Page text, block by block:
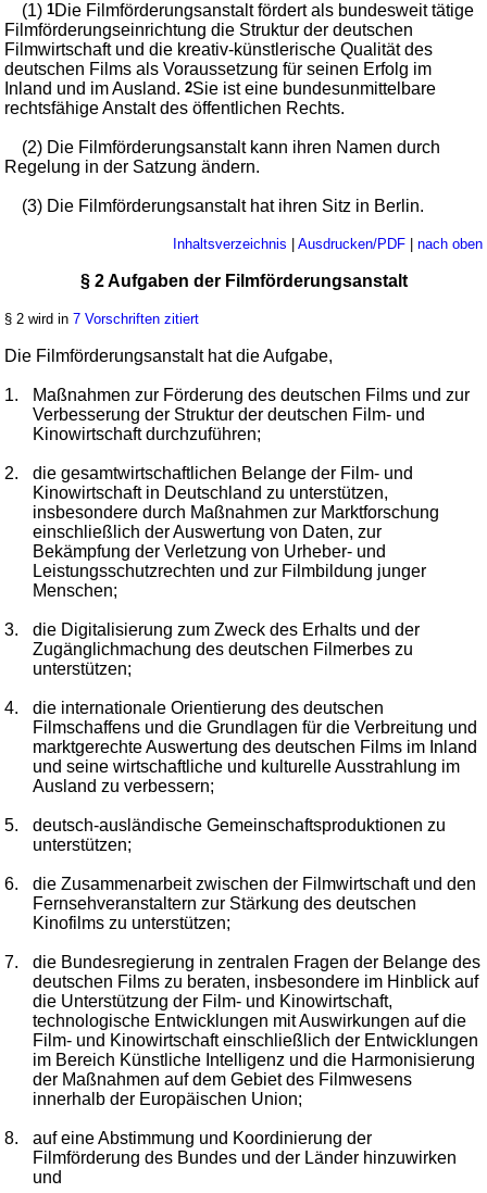
(1)1Die Filmförderungsanstalt fördert als bundesweit tätige
Filmförderungseinrichtung die Struktur der deutschen
Filmwirtschaft und die kreativ-künstlerische Qualität des
deutschen Films als Voraussetzung für seinen Erfolg im
Inland und im Ausland.2Sie ist eine bundesunmittelbare
rechtsfähige Anstalt des öffentlichen Rechts.
(2) Die Filmförderungsanstalt kann ihren Namen durch
Regelung in der Satzung ändern.
(3) Die Filmförderungsanstalt hat ihren Sitz in Berlin.
Inhaltsverzeichnis Ausdrucken/PDF| nach oben
§ 2 Aufgaben der Filmförderungsanstalt
§ 2 wird in7 Vorschriften zitiert
Die Filmförderungsanstalt hat die Aufgabe,
1.
Maßnahmen zur Förderung des deutschen Films und zur
Verbesserung der Struktur der deutschen Film- und
Kinowirtschaft durchzuführen;
2.
die gesamtwirtschaftlichen Belange der Film- und
Kinowirtschaft in Deutschland zu unterstützen,
insbesondere durch Maßnahmen zur Marktforschung
einschließlich der Auswertung von Daten, zur
Bekämpfung der Verletzung von Urheber- und
Leistungsschutzrechten und zur Filmbildung junger
Menschen;
3.
die Digitalisierung zum Zweck des Erhalts und der
Zugänglichmachung des deutschen Filmerbes zu
unterstützen;
4.
die internationale Orientierung des deutschen
Filmschaffens und die Grundlagen für die Verbreitung und
marktgerechte Auswertung des deutschen Films im Inland
und seine wirtschaftliche und kulturelle Ausstrahlung im
Ausland zu verbessern;
5.
deutsch-ausländische Gemeinschaftsproduktionen zu
unterstützen;
6.
die Zusammenarbeit zwischen der Filmwirtschaft und den
Fernsehveranstaltern zur Stärkung des deutschen
Kinofilms zu unterstützen;
7.
die Bundesregierung in zentralen Fragen der Belange des
deutschen Films zu beraten, insbesondere im Hinblick auf
die Unterstützung der Film- und Kinowirtschaft,
technologische Entwicklungen mit Auswirkungen auf die
Film- und Kinowirtschaft einschließlich der Entwicklungen
im Bereich Künstliche Intelligenz und die Harmonisierung
der Maßnahmen auf dem Gebiet des Filmwesens
innerhalb der Europäischen Union;
8.
auf eine Abstimmung und Koordinierung der
Filmförderung des Bundes und der Länder hinzuwirken
und